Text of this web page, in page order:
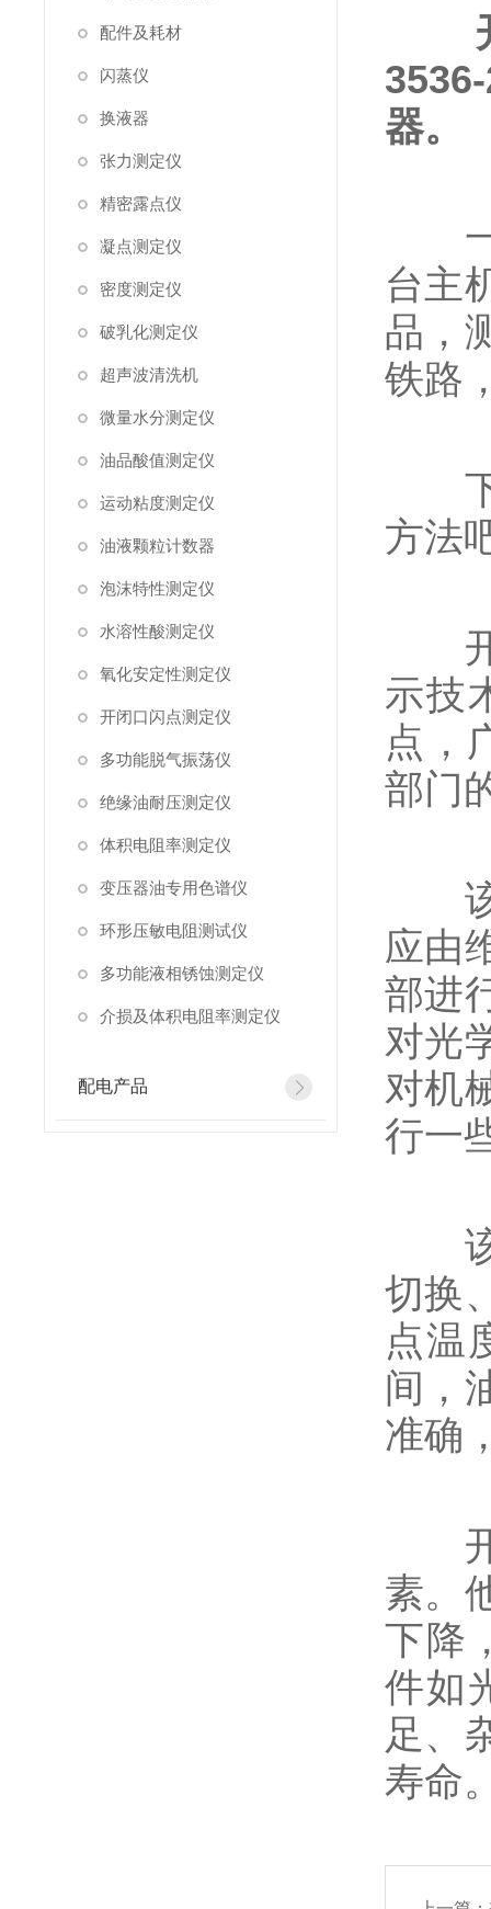
配件及耗材
闪蒸仪
换液器
张力测定仪
精密露点仪
凝点测定仪
密度测定仪
破乳化测定仪
超声波清洗机
微量水分测定仪
油品酸值测定仪
运动粘度测定仪
油液颗粒计数器
泡沫特性测定仪
水溶性酸测定仪
氧化安定性测定仪
开闭口闪点测定仪
多功能脱气振荡仪
绝缘油耐压测定仪
体积电阻率测定仪
变压器油专用色谱仪
环形压敏电阻测试仪
多功能液相锈蚀测定仪
介损及体积电阻率测定仪
配电产品
器。
一
台主
品，
铁路
下
方法
开
示技
点，
部门
该
应由
部进
对光
对机
行一
该
切换
点温
间，
准确
开
素。
下降
件如
足、
寿命